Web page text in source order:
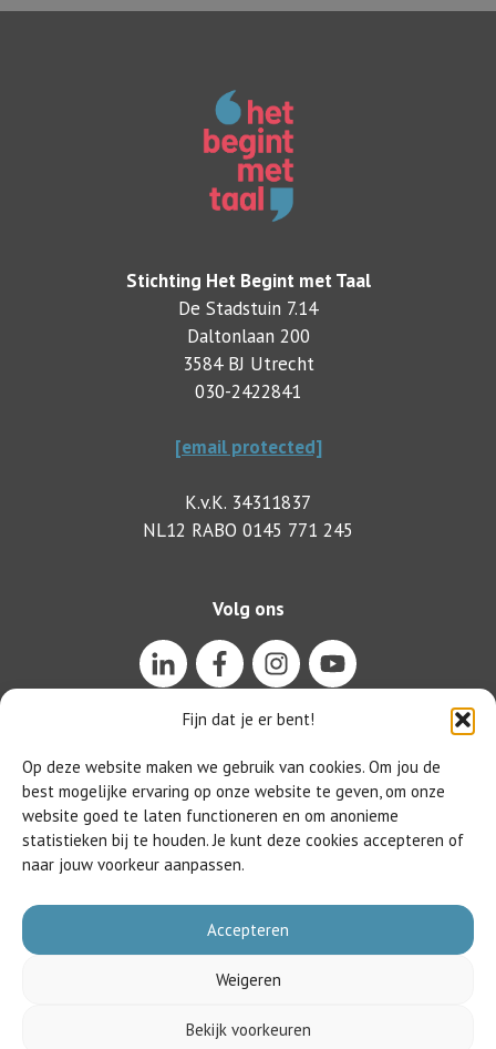
Fijn dat je er bent!
Op deze website maken we gebruik van cookies. Om jou de
best mogelijke ervaring op onze website te geven, om onze
website goed te laten functioneren en om anonieme
statistieken bij te houden. Je kunt deze cookies accepteren of
naar jouw voorkeur aanpassen.
Accepteren
Weigeren
Bekijk voorkeuren
Stichting Het Begint met Taal
De Stadstuin 7.14
Daltonlaan 200
3584 BJ Utrecht
030-2422841
[email protected]
K.v.K. 34311837
NL12 RABO 0145 771 245
Volg ons
HET BEGINT MET TAAL ©
Aansluitvoorwaarden|